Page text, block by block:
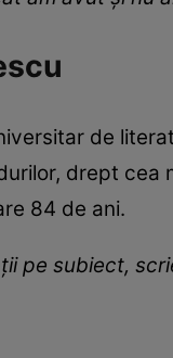
de
drept
84 de ani.
pe subiect,